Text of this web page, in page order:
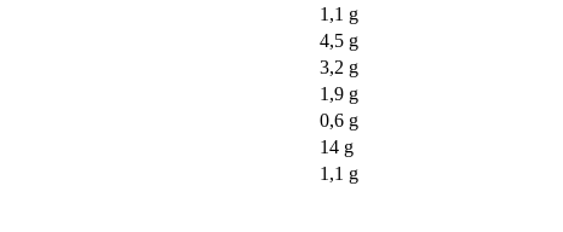
1,1 g
4,5 g
3,2 g
1,9 g
0,6 g
14 g
1,1 g